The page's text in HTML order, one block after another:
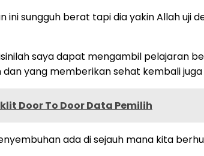
sungguh berat tapi dia yakin Allah uji
saya dapat mengambil pelajaran
yang memberikan sehat kembali juga
Door To Door Data Pemilih
ada di sejauh mana kita